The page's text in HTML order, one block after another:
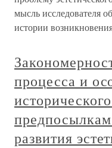
мысль исследователя
истории
процесса и
развития